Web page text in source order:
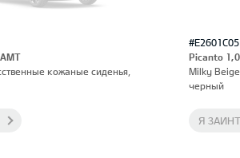
кожаные сиденья,
Picanto 1,0
Milky
черный
Я